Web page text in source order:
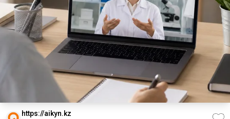
https://aikyn.kz